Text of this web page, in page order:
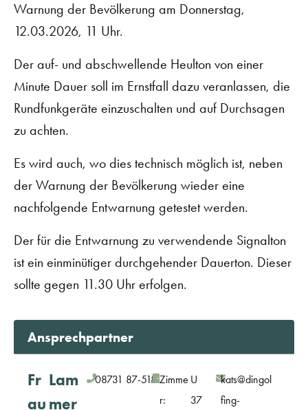
Warnung der Bevölkerung am Donnerstag,
12.03.2026, 11 Uhr.
Der auf- und abschwellende Heulton von einer
Minute Dauer soll im Ernstfall dazu veranlassen, die
Rundfunkgeräte einzuschalten und auf Durchsagen
zu achten.
Es wird auch, wo dies technisch möglich ist, neben
der Warnung der Bevölkerung wieder eine
nachfolgende Entwarnung getestet werden.
Der für die Entwarnung zu verwendende Signalton
ist ein einminütiger durchgehender Dauerton. Dieser
sollte gegen 11.30 Uhr erfolgen.
Ansprechpartner
Fr
au
Lam
mer
08731 87-518 Zimme
r:
U
37
kats@dingol
fing-